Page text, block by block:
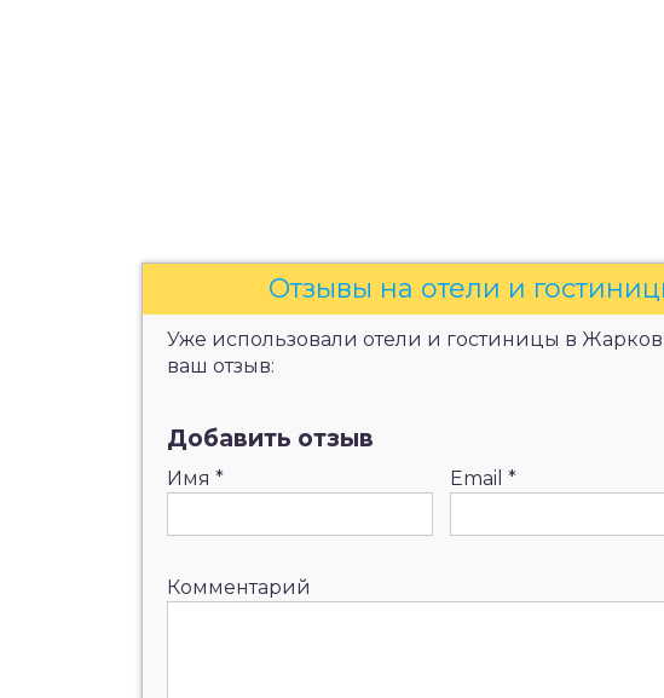
Отзывы на отели и
Уже использовали отели и гостиницы в
ваш отзыв:
Добавить отзыв
Имя * Email *
Комментарий